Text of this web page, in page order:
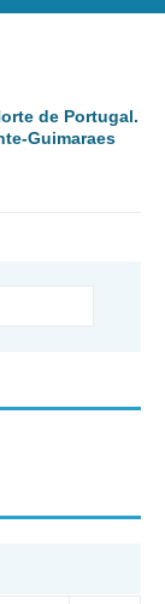
de Portugal.
Guimaraes